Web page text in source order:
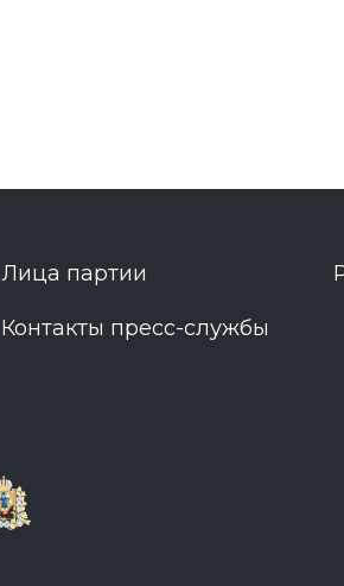
Лица партии
Контакты пресс-службы